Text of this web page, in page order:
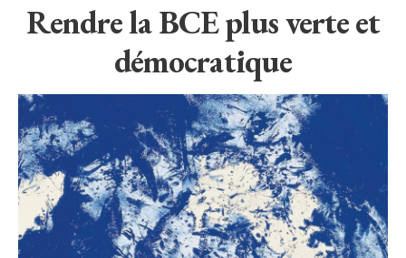
Rendre la BCE plus verte et
démocratique